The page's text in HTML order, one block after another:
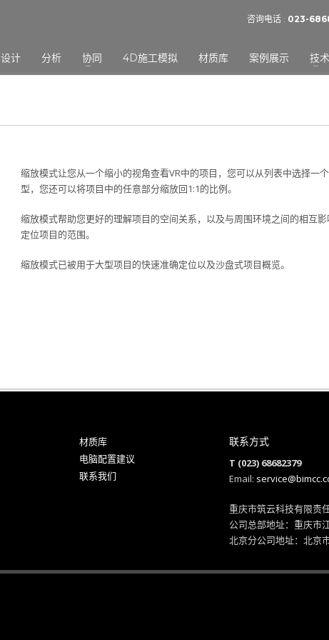
Sat -
咨询电话 : 023-
设计 分析 协同 4D施工模拟 材质库 案例展示 技
缩放模式让您从一个缩小的视角查看VR中的项目，您可以从列表中选择一
型，您还可以将项目中的任意部分缩放回1:1的比例。
缩放模式帮助您更好的理解项目的空间关系，以及与周围环境之间的相互
定位项目的范围。
缩放模式已被用于大型项目的快速准确定位以及沙盘式项目概览。
材质库
电脑配置建议
联系我们
联系方式
T (023) 68682379
Email:
重庆市筑云科技有限责
公司总部地址：重庆市
北京分公司地址：北京